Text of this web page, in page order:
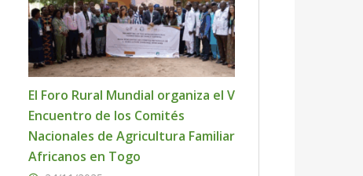
El Foro Rural Mundial organiza el V
Encuentro de los Comités
Nacionales de Agricultura Familiar
Africanos en Togo